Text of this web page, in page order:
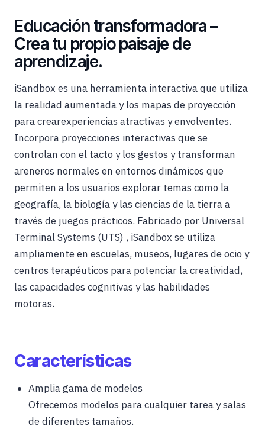
Educación transformadora –
Crea tu propio paisaje de
aprendizaje.
iSandbox es una herramienta interactiva que utiliza
la realidad aumentada y los mapas de proyección
para crearexperiencias atractivas y envolventes.
Incorpora proyecciones interactivas que se
controlan con el tacto y los gestos y transforman
areneros normales en entornos dinámicos que
permiten a los usuarios explorar temas como la
geografía, la biología y las ciencias de la tierra a
través de juegos prácticos. Fabricado por Universal
Terminal Systems (UTS) , iSandbox se utiliza
ampliamente en escuelas, museos, lugares de ocio y
centros terapéuticos para potenciar la creatividad,
las capacidades cognitivas y las habilidades
motoras.
Características
Amplia gama de modelos
Ofrecemos modelos para cualquier tarea y salas
de diferentes tamaños.